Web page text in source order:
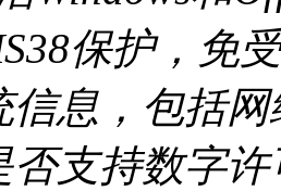
保护，免
信息，包括
否支持数字